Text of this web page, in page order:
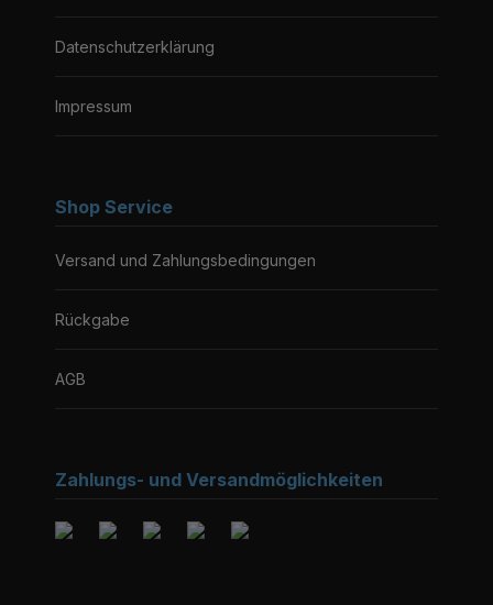
Datenschutzerklärung
Impressum
Shop Service
Versand und Zahlungsbedingungen
Rückgabe
AGB
Zahlungs- und Versandmöglichkeiten